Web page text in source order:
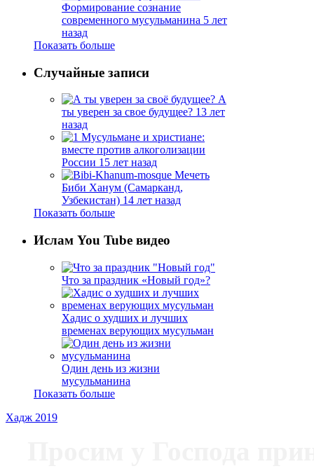
Формирование сознание
современного мусульманина 5 лет
назад
Показать больше
Случайные записи
А
ты уверен за свое будущее? 13 лет
назад
Мусульмане и христиане:
вместе против алкоголизации
России 15 лет назад
Мечеть
Биби Ханум (Самарканд,
Узбекистан) 14 лет назад
Показать больше
Ислам You Tube видео
Что за праздник «Новый год»?
Хадис о худших и лучших
временах верующих мусульман
Один день из жизни
мусульманина
Показать больше
Хадж 2019